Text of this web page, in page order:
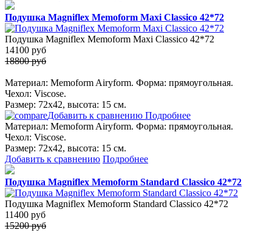
Подушка Magniflex Memoform Maxi Classico 42*72
Подушка Magniflex Memoform Maxi Classico 42*72
14100 руб
18800 руб
Материал: Memoform Airyform. Форма: прямоугольная.
Чехол: Viscose.
Размер: 72х42, высота: 15 см.
Добавить к сравнению Подробнее
Материал: Memoform Airyform. Форма: прямоугольная.
Чехол: Viscose.
Размер: 72х42, высота: 15 см.
Добавить к сравнению Подробнее
Подушка Magniflex Memoform Standard Classico 42*72
Подушка Magniflex Memoform Standard Classico 42*72
11400 руб
15200 руб